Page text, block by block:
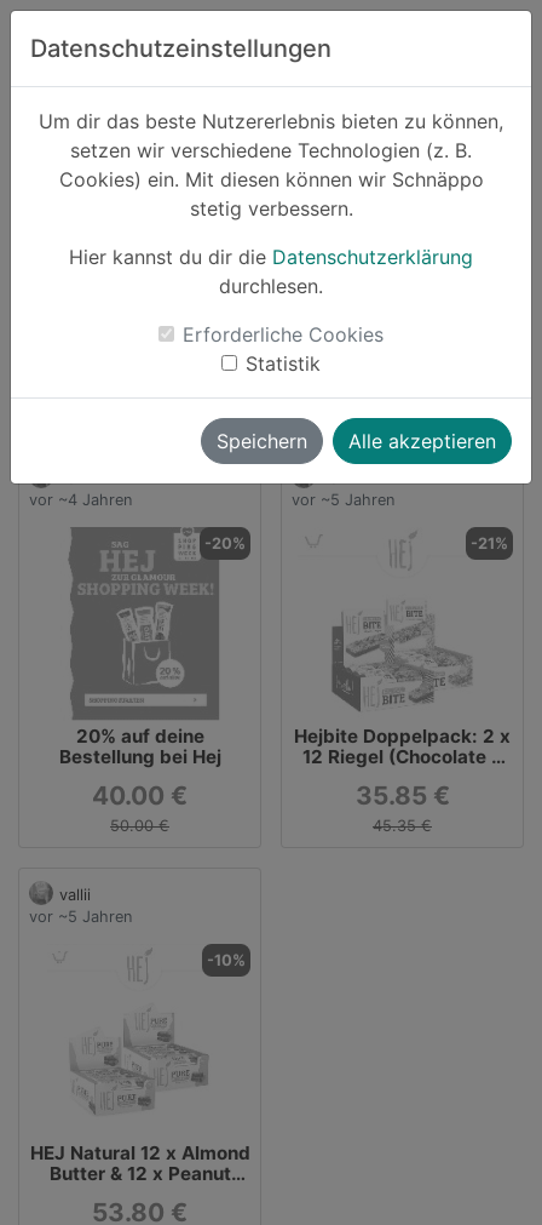
Zum Hauptinhalt springen
Datenschutzeinstellungen
Um dir das beste Nutzererlebnis bieten zu können,
setzen wir verschiedene Technologien (z. B.
Cookies) ein. Mit diesen können wir Schnäppo
stetig verbessern.
Hier kannst du dir die Datenschutzerklärung
durchlesen.
Erforderliche Cookies
Statistik
Speichern Alle akzeptieren
Suchen
Anbieter hej-natural
Schnäppchen von hej-natural
3 Angebote
Direkt zum Anbieter
vor ~4 Jahren
-20%
20% auf deine
Bestellung bei Hej
40.00 €
50.00 €
vor ~5 Jahren
-21%
Hejbite Doppelpack: 2 x
12 Riegel (Chocolate &
Salt)
35.85 €
45.35 €
vallii
vor ~5 Jahren
-10%
HEJ Natural 12 x Almond
Butter & 12 x Peanut
53.80 €